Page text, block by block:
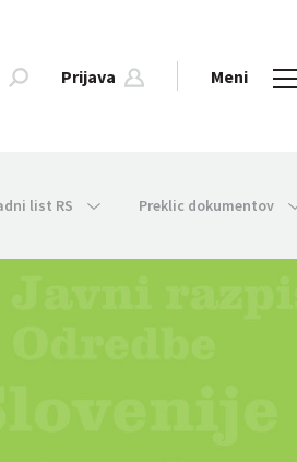
Prijava Meni
list RS Preklic dokumentov